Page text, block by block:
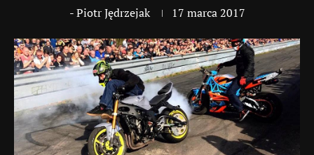
-Piotr Jędrzejak 17 marca 2017